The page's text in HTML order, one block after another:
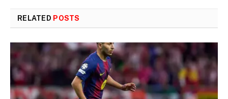
RELATED POSTS